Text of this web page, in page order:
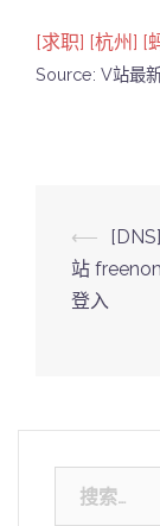
[求职] [杭州] [
Source: V站最
Post
⟵
站
登入
索：